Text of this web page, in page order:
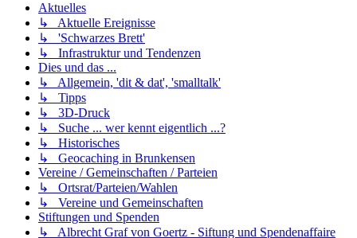
Aktuelles
↳ Aktuelle Ereignisse
↳ 'Schwarzes Brett'
↳ Infrastruktur und Tendenzen
Dies und das ...
↳ Allgemein, 'dit & dat', 'smalltalk'
↳ Tipps
↳ 3D-Druck
↳ Suche ... wer kennt eigentlich ...?
↳ Historisches
↳ Geocaching in Brunkensen
Vereine / Gemeinschaften / Parteien
↳ Ortsrat/Parteien/Wahlen
↳ Vereine und Gemeinschaften
Stiftungen und Spenden
↳ Albrecht Graf von Goertz - Siftung und Spendenaffaire